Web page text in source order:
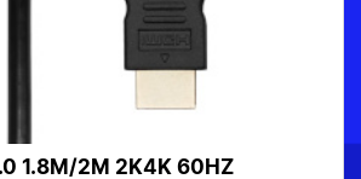
1.8M/2M 2K4K 60HZ